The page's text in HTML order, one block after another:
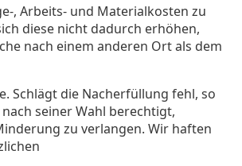
, Arbeits- und Materialkosten zu
diese nicht dadurch erhöhen,
nach einem anderen Ort als dem
Schlägt die Nacherfüllung fehl, so
seiner Wahl berechtigt,
zu verlangen. Wir haften